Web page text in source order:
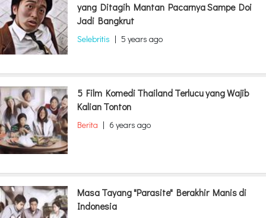
yang Ditagih Mantan Pacarnya Sampe Doi
Jadi Bangkrut
Selebritis | 5 years ago
5 Film Komedi Thailand Terlucu yang Wajib
Kalian Tonton
Berita | 6 years ago
Masa Tayang "Parasite" Berakhir Manis di
Indonesia